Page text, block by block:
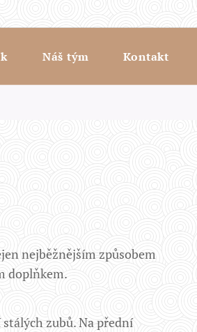
Náš tým Kontakt
nejběžnějším způsobem
doplňkem.
zubů. Na přední